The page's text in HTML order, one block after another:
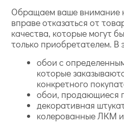
Обращаем ваше внимание
вправе отказаться от
качества, которые могут
только приобретателем. В
обои с
которые
конкретного
обои, продающиеся
декоративная
колерованные ЛКМ